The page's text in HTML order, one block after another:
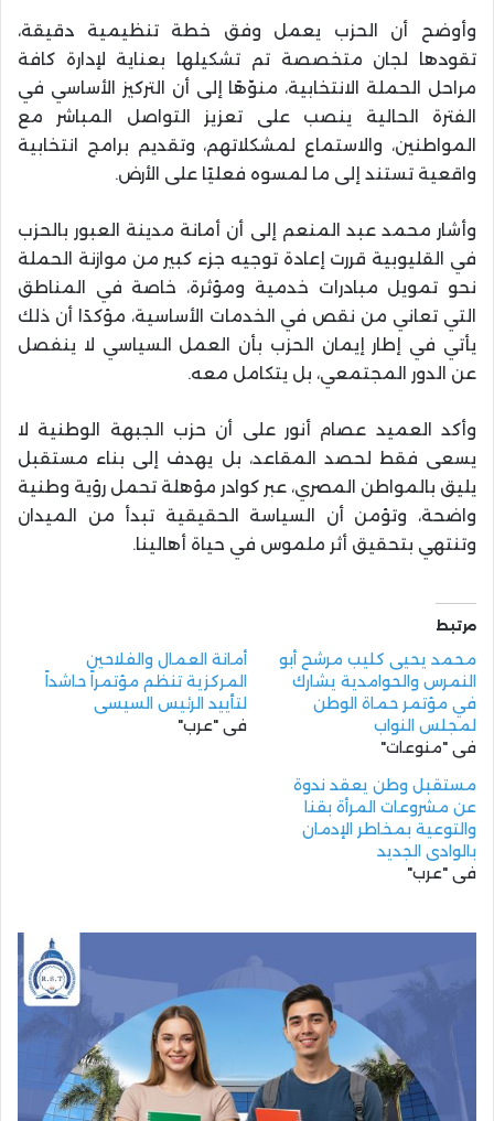
وأوضح أن الحزب يعمل وفق خطة تنظيمية دقيقة،
تقودها لجان متخصصة تم تشكيلها بعناية لإدارة كافة
مراحل الحملة الانتخابية، منوّهًا إلى أن التركيز الأساسي في
الفترة الحالية ينصب على تعزيز التواصل المباشر مع
المواطنين، والاستماع لمشكلاتهم، وتقديم برامج انتخابية
واقعية تستند إلى ما لمسوه فعليًا على الأرض.
وأشار محمد عبد المنعم إلى أن أمانة مدينة العبور بالحزب
في القليوبية قررت إعادة توجيه جزء كبير من موازنة الحملة
نحو تمويل مبادرات خدمية ومؤثرة، خاصة في المناطق
التي تعاني من نقص في الخدمات الأساسية، مؤكدًا أن ذلك
يأتي في إطار إيمان الحزب بأن العمل السياسي لا ينفصل
عن الدور المجتمعي، بل يتكامل معه.
وأكد العميد عصام أنور على أن حزب الجبهة الوطنية لا
يسعى فقط لحصد المقاعد، بل يهدف إلى بناء مستقبل
يليق بالمواطن المصري، عبر كوادر مؤهلة تحمل رؤية وطنية
واضحة، وتؤمن أن السياسة الحقيقية تبدأ من الميدان
وتنتهي بتحقيق أثر ملموس في حياة أهالينا.
مرتبط
محمد يحيى كليب مرشح أبو
النمرس والحوامدية يشارك
في مؤتمر حماة الوطن
لمجلس النواب
في "منوعات"
أمانة العمال والفلاحين
المركزية تنظم مؤتمراً حاشداً
لتأييد الرئيس السيسي
في "عرب"
مستقبل وطن يعقد ندوة
عن مشروعات المرأة بقنا
والتوعية بمخاطر الإدمان
بالوادى الجديد
في "عرب"